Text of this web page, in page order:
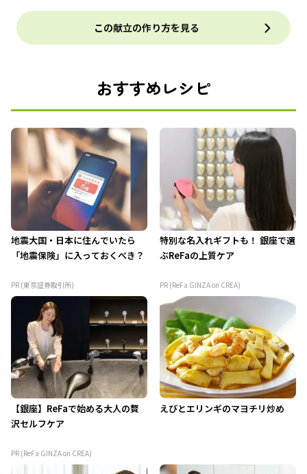
この献立の作り方を見る
おすすめレシピ
地震大国・日本に住んでいたら
「地震保険」に入っておくべき？
PR (東京証券取引所)
特別な名入れギフトも！ 銀座で選
ぶReFaの上質ケア
PR (ReFa GINZA on CREA)
【銀座】ReFaで始める大人の贅
沢セルフケア
PR (ReFa GINZA on CREA)
えびとエリンギのマヨチリ炒め